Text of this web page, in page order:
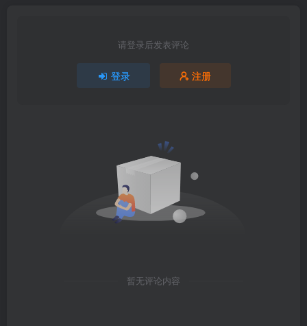
请登录后发表评论
登录 注册
暂无评论内容